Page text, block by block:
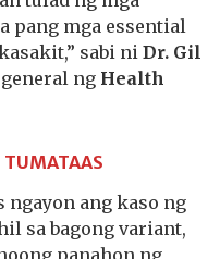
pang mga essential
sabi ni Dr. Gil
ng Health
ngayon ang kaso ng
sa bagong variant,
panahon ng